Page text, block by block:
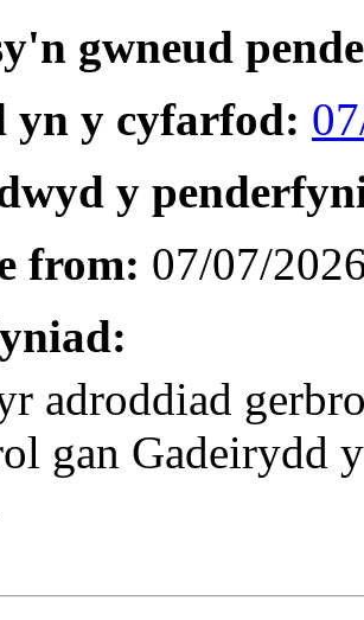
gwneud
yn y cyfarfod:
y
from: 07/07/
adroddiad
gan Gadeirydd